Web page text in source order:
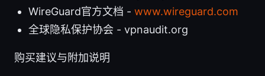
WireGuard官方文档 - www.wireguard.com
全球隐私保护协会 - vpnaudit.org
购买建议与附加说明